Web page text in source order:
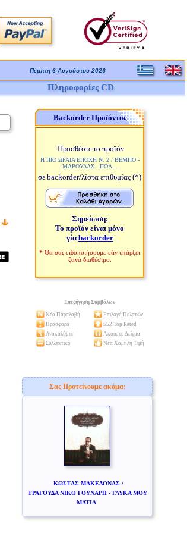
Πέμπτη 6 Αυγούστου 2026
Πληροφορίες CD
Backorder Προϊόντος
Προσθέστε το προϊόν
Η ΠΙΟ ΩΡΑΙΑ ΕΠΟΧΗ Ν. 2 / ΒΕΜΠΟ -
ΜΑΡΟΥΔΑΣ - ΠΟΛ...
σε backorder/λίστα επιθυμίας (*)
Σημείωση:
Το προϊόν είναι μόνο
γία backorder
* Θα σας ειδοποιήσουμε εάν υπάρξει
ξανά διαθέσιμο.
Επεξήγηση Συμβόλων
Νέα Παραλαβή
Επιλογή Πελατών
Προσφορά
S52 Top Rated
Ανακαλύψτε
Ακούστε Δείγμα
Συλλεκτικό
Νέα Χαμηλή Τιμή
Σας Προτείνουμε ακόμα:
ΚΩΣΤΑΣ ΜΑΚΕΔΟΝΑΣ /
ΤΡΑΓΟΥΔΑ ΝΙΚΟ ΓΟΥΝΑΡΗ - ΓΛΥΚΑ ΜΟΥ
ΜΑΤΙΑ